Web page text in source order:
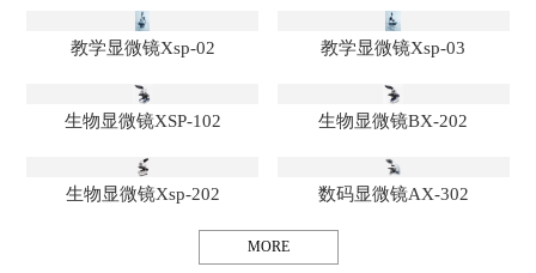
教学显微镜Xsp-02 教学显微镜Xsp-03
生物显微镜XSP-102 生物显微镜BX-202
生物显微镜Xsp-202 数码显微镜AX-302
MORE